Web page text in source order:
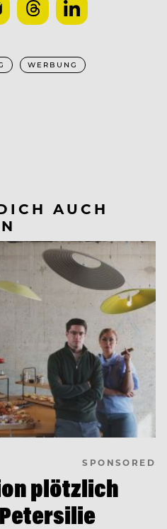
WERBUNG
AUCH
SPONSORED
plötzlich